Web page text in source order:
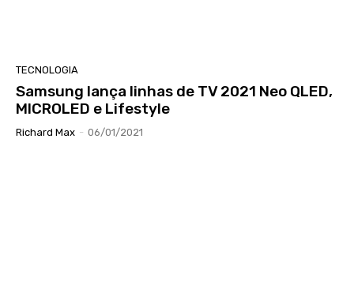
TECNOLOGIA
Samsung lança linhas de TV 2021 Neo QLED,
MICROLED e Lifestyle
Richard Max - 06/01/2021